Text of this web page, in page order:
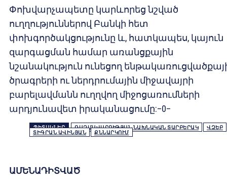
Փոխվարչապետը կարևորեց նշված
ուղղություններով Բանկի հետ
փոխգործակցությունը և, հատկապես, կայուն
զարգացման համար առանցքային
նշանակություն ունեցող
ծրագրերի ու ներդրումային միջավայրի
բարելավմանն ուղղվող միջոցառումների
արդյունավետ իրականացումը:–0–
ՊԻՏԱԿՆԵՐ ՌԱԶՄԱՎԱՐՈՒԹՅԱՆ ՆԱԽՆԱԿԱՆ ՏԱՐԲԵՐԱԿ
ՎԶԵԲ
ՏԻԳՐԱՆ ԱՎԻՆՅԱՆ
ՔՆՆԱՐԿՈՒՄ
ԱՄԵՆԱԴԻՏՎԱԾ